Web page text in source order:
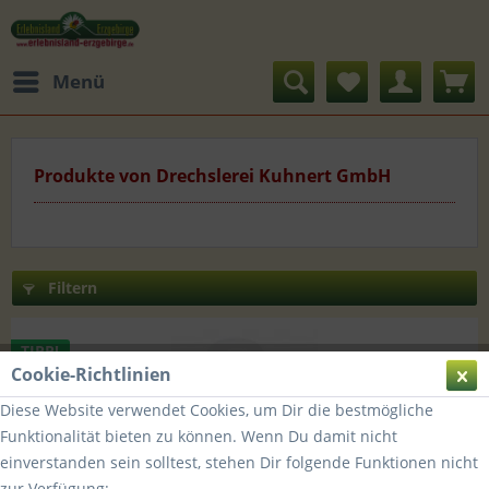
Menü
Produkte von Drechslerei Kuhnert GmbH
Filtern
TIPP!
Cookie-Richtlinien
Diese Website verwendet Cookies, um Dir die bestmögliche
Funktionalität bieten zu können. Wenn Du damit nicht
einverstanden sein solltest, stehen Dir folgende Funktionen nicht